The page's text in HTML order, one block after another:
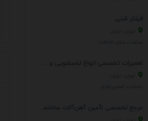
فیلتر شنی
مرجع تخصصی تأمین آهن‌آلات ساختمانی و صنعتی